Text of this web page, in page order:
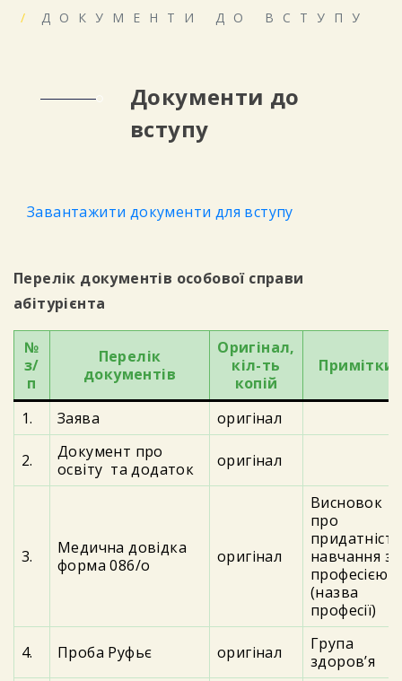
ДОКУМЕНТИ ДО ВСТУПУ
Документи до
вступу
Завантажити документи для вступу
Перелік документів особової справи
абітурієнта
№
з/
п
Перелік
документів
Оригінал,
кіл-ть
копій
Примітки
1. Заява оригінал
2.
Документ про
освіту та додаток
оригінал
3.
Медична довідка
форма 086/о
оригінал
Висновок
про
придатність
навчання за
професією
(назва
професії)
4. Проба Руфьє оригінал
Група
здоров’я